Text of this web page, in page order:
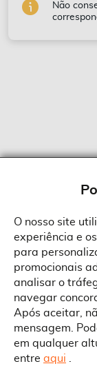
Não
O nosso site
experiência e
para
promocionais
analisar o
navegar
Após aceitar,
mensagem.
em qualquer
entre aqui
Sobre a Suprides
Quem Somos
Informações
Termos e
Condições
Serviço Pós-
Contactos
Morada
Política de Cookies
Ao aceitar a política
que a utilização de
apresentação de
alterar as suas